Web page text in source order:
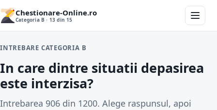
Chestionare-Online.ro
Categoria B · 13 din 15
INTREBARE CATEGORIA B
In care dintre situatii depasirea
este interzisa?
Intrebarea 906 din 1200. Alege raspunsul, apoi